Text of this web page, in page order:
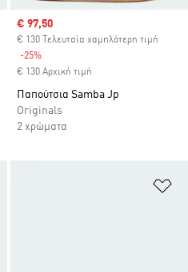
Sale price
€ 97,50
€ 130 Τελευταία χαμηλότερη τιμή
-25%
€ 130 Αρχική τιμή
Παπούτσια Samba Jp
Originals
2 χρώματα
Προσθήκη στη Λίστα Επιθυμιών